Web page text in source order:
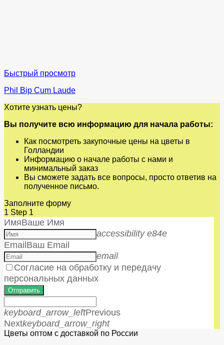
Быстрый просмотр
Phil Bip Cum Laude
Хотите узнать цены?
Вы получите всю информацию для начала работы:
Как посмотреть закупочные цены на цветы в
Голландии
Информацию о начале работы с нами и
минимальный заказ
Вы сможете задать все вопросы, просто ответив на
полученное письмо.
Заполните форму
1 Step 1
ИмяВаше Имя
accessibility e84e
EmailВаш Email
email
Согласие на обработку и передачу
персональных данных
Отправить
keyboard_arrow_leftPrevious
Nextkeyboard_arrow_right
Цветы оптом с доставкой по России